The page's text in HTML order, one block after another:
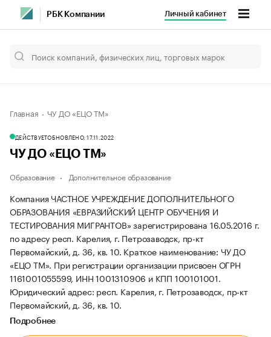
РБК Компании Личный кабинет
Главная ЧУ ДО «ЕЦО ТМ»
ДЕЙСТВУЕТОБНОВЛЕНО, 17.11.2022
ЧУ ДО «ЕЦО ТМ»
Образование Дополнительное образование
Компания ЧАСТНОЕ УЧРЕЖДЕНИЕ ДОПОЛНИТЕЛЬНОГО
ОБРАЗОВАНИЯ «ЕВРАЗИЙСКИЙ ЦЕНТР ОБУЧЕНИЯ И
ТЕСТИРОВАНИЯ МИГРАНТОВ» зарегистрирована 16.05.2016 г.
по адресу респ. Карелия, г. Петрозаводск, пр-кт
Первомайский, д. 36, кв. 10. Краткое наименование: ЧУ ДО
«ЕЦО ТМ». При регистрации организации присвоен ОГРН
1161001055599, ИНН 1001310906 и КПП 100101001.
Юридический адрес: респ. Карелия, г. Петрозаводск, пр-кт
Первомайский, д. 36, кв. 10.
Подробнее